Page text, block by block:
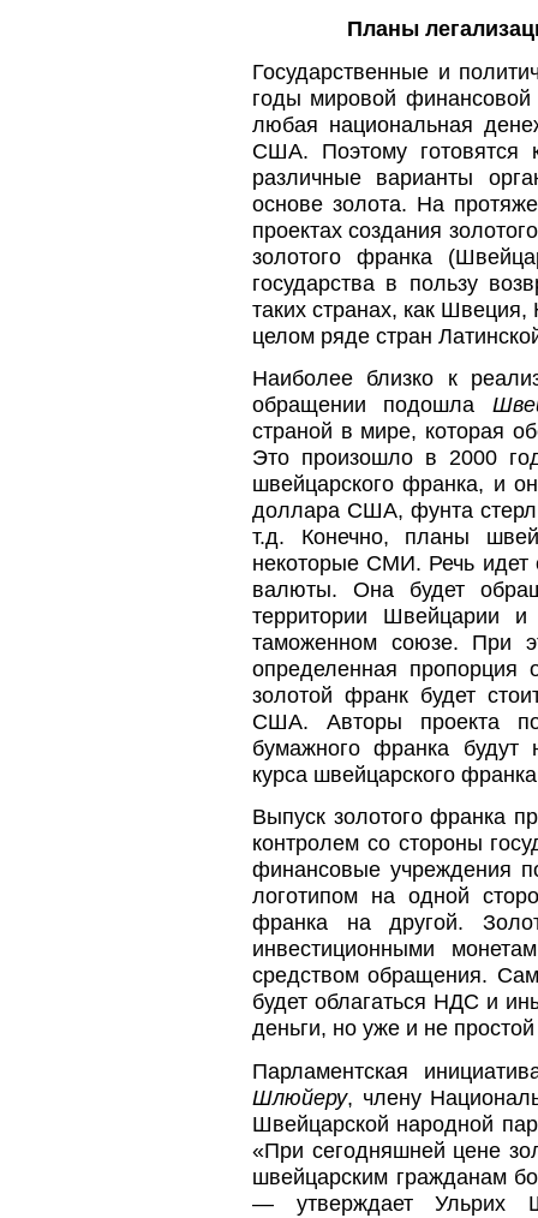
Планы
Государственные и
годы мировой
любая национальная
США. Поэтому готовятся
различные варианты
основе золота. На
проектах создания
золотого франка
государства в пользу
таких странах, как
целом ряде стран
Наиболее близко к
обращении подошла
страной в мире, которая
Это произошло в 2000
швейцарского франка, и
доллара США, фунта
т.д. Конечно, планы
некоторые СМИ. Речь идет
валюты. Она будет
территории Швейцарии
таможенном союзе. При
определенная пропорция
золотой франк будет
США. Авторы проекта
бумажного франка
курса швейцарского
Выпуск золотого франка
контролем со стороны
финансовые учреждения
логотипом на одной
франка на другой.
инвестиционными
средством обращения.
будет облагаться НДС и
деньги, но уже и не
Парламентская
Шлюйеру, члену
Швейцарской народной
«При сегодняшней цене
швейцарским гражданам
— утверждает Ульрих